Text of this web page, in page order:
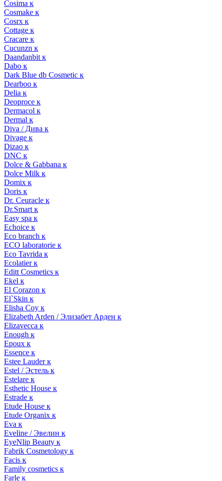
Cosima к
Cosmake к
Cosrx к
Cottage к
Cracare к
Cucunzn к
Daandanbit к
Dabo к
Dark Blue db Cosmetic к
Dearboo к
Delia к
Deoproce к
Dermacol к
Dermal к
Diva / Дива к
Divage к
Dizao к
DNC к
Dolce & Gabbana к
Dolce Milk к
Domix к
Doris к
Dr. Ceuracle к
Dr.Smart к
Easy spa к
Echoice к
Eco branch к
ECO laboratorie к
Eco Tavrida к
Ecolatier к
Editt Cosmetics к
Ekel к
El Corazon к
El`Skin к
Elisha Coy к
Elizabeth Arden / Элизабет Арден к
Elizavecca к
Enough к
Epoux к
Essence к
Estee Lauder к
Estel / Эстель к
Estelare к
Esthetic House к
Estrade к
Etude House к
Etude Organix к
Eva к
Eveline / Эвелин к
EyeNlip Beauty к
Fabrik Cosmetology к
Facis к
Family cosmetics к
Farle к